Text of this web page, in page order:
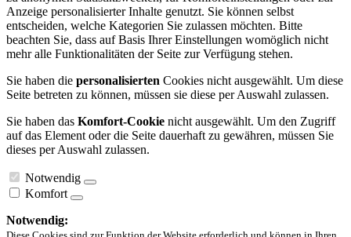
Anzeige personalisierter Inhalte genutzt. Sie können selbst
entscheiden, welche Kategorien Sie zulassen möchten. Bitte
beachten Sie, dass auf Basis Ihrer Einstellungen womöglich nicht
mehr alle Funktionalitäten der Seite zur Verfügung stehen.
Sie haben die personalisierten Cookies nicht ausgewählt. Um diese
Seite betreten zu können, müssen sie diese per Auswahl zulassen.
Sie haben das Komfort-Cookie nicht ausgewählt. Um den Zugriff
auf das Element oder die Seite dauerhaft zu gewähren, müssen Sie
dieses per Auswahl zulassen.
Notwendig
Komfort
Notwendig: